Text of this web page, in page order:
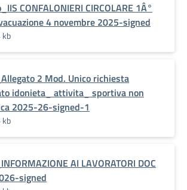
CONFALONIERI CIRCOLARE 1Â°
4 novembre 2025-signed
kb
2 Mod. Unico richiesta
idonieta_ attivita_ sportiva non
2025-26-signed-1
kb
AI LAVORATORI DOC
signed